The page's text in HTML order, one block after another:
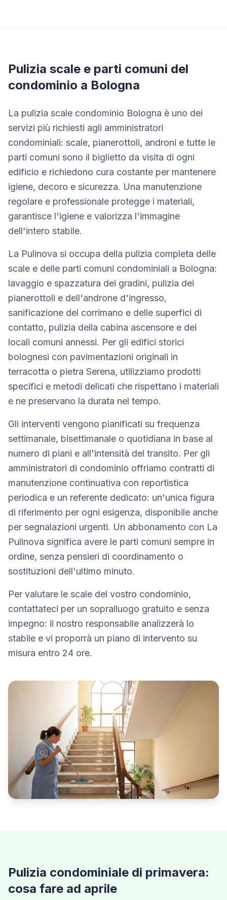
Pulizia scale e parti comuni del
condominio a Bologna
La pulizia scale condominio Bologna è uno dei
servizi più richiesti agli amministratori
condominiali: scale, pianerottoli, androni e tutte le
parti comuni sono il biglietto da visita di ogni
edificio e richiedono cura costante per mantenere
igiene, decoro e sicurezza. Una manutenzione
regolare e professionale protegge i materiali,
garantisce l'igiene e valorizza l'immagine
dell'intero stabile.
La Pulinova si occupa della pulizia completa delle
scale e delle parti comuni condominiali a Bologna:
lavaggio e spazzatura dei gradini, pulizia dei
pianerottoli e dell'androne d'ingresso,
sanificazione del corrimano e delle superfici di
contatto, pulizia della cabina ascensore e dei
locali comuni annessi. Per gli edifici storici
bolognesi con pavimentazioni originali in
terracotta o pietra Serena, utilizziamo prodotti
specifici e metodi delicati che rispettano i materiali
e ne preservano la durata nel tempo.
Gli interventi vengono pianificati su frequenza
settimanale, bisettimanale o quotidiana in base al
numero di piani e all'intensità del transito. Per gli
amministratori di condominio offriamo contratti di
manutenzione continuativa con reportistica
periodica e un referente dedicato: un'unica figura
di riferimento per ogni esigenza, disponibile anche
per segnalazioni urgenti. Un abbonamento con La
Pulinova significa avere le parti comuni sempre in
ordine, senza pensieri di coordinamento o
sostituzioni dell'ultimo minuto.
Per valutare le scale del vostro condominio,
contattateci per un sopralluogo gratuito e senza
impegno: il nostro responsabile analizzerà lo
stabile e vi proporrà un piano di intervento su
misura entro 24 ore.
Pulizia condominiale di primavera:
cosa fare ad aprile